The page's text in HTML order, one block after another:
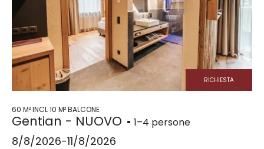
RICHIESTA
60 M² INCL 10 M² BALCONE
Gentian - NUOVO 1–4 persone
8/8/2026-11/8/2026